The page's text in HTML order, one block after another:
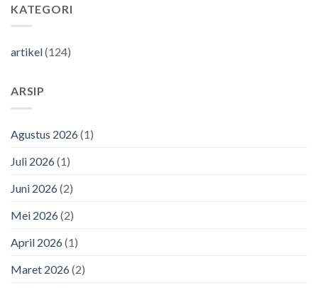
KATEGORI
artikel(124)
ARSIP
Agustus 2026(1)
Juli 2026(1)
Juni 2026(2)
Mei 2026(2)
April 2026(1)
Maret 2026(2)